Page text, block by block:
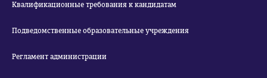
Квалификационные требования к кандидатам
Подведомственные образовательные учреждения
Регламент администрации